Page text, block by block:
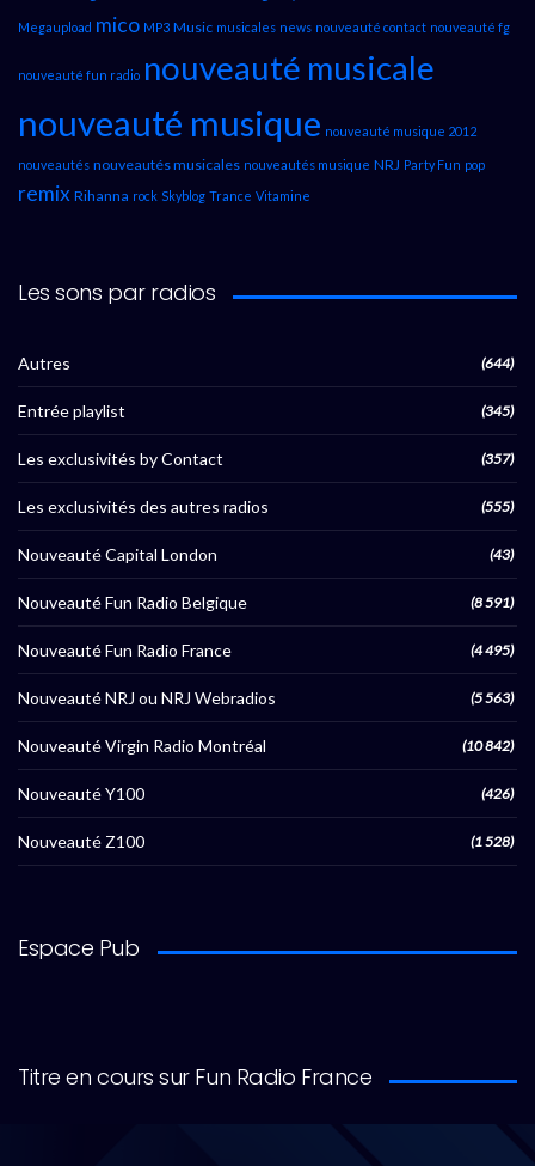
Megaupload mico MP3 Music musicales news nouveauté contact nouveauté fg
nouveauté fun radio nouveauté musicale
nouveauté musique nouveauté musique 2012
nouveautés nouveautés musicales nouveautés musique NRJ Party Fun pop
remix Rihanna rock Skyblog Trance Vitamine
Les sons par radios
Autres (644)
Entrée playlist (345)
Les exclusivités by Contact (357)
Les exclusivités des autres radios (555)
Nouveauté Capital London (43)
Nouveauté Fun Radio Belgique (8 591)
Nouveauté Fun Radio France (4 495)
Nouveauté NRJ ou NRJ Webradios (5 563)
Nouveauté Virgin Radio Montréal (10 842)
Nouveauté Y100 (426)
Nouveauté Z100 (1 528)
Espace Pub
Titre en cours sur Fun Radio France